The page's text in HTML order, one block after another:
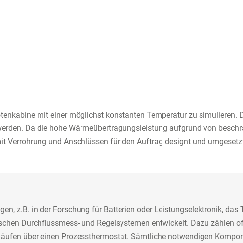
mit einer möglichst konstanten Temperatur zu simulieren.
Da die hohe Wärmeübertragungsleistung aufgrund von
und Anschlüssen für den Auftrag designt und
z.B. in der Forschung für Batterien oder Leistungselektronik,
Durchflussmess- und Regelsystemen entwickelt. Dazu zählen
über einen Prozessthermostat. Sämtliche notwendigen